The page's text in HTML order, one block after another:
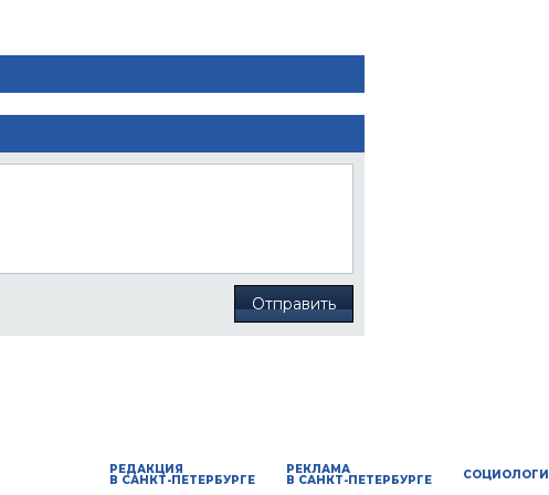
Отправить
РЕДАКЦИЯ
В САНКТ-ПЕТЕРБУРГЕ
РЕКЛАМА
В САНКТ-ПЕТЕРБУРГЕ